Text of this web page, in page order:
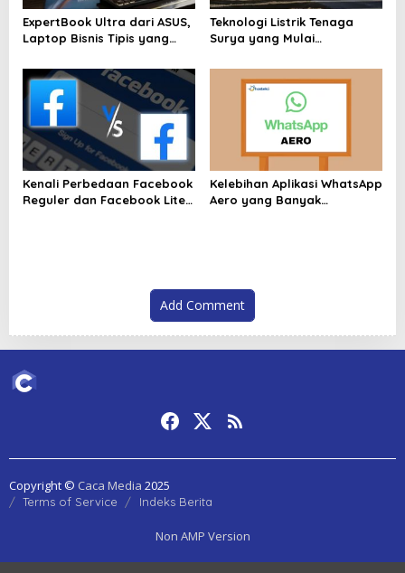
ExpertBook Ultra dari ASUS,
Laptop Bisnis Tipis yang
Teknologi Listrik Tenaga
Surya yang Mulai
Kenali Perbedaan Facebook
Reguler dan Facebook Lite
Kelebihan Aplikasi WhatsApp
Aero yang Banyak
Add Comment
Copyright © Caca Media 2025
Terms of Service Indeks Berita
Non AMP Version